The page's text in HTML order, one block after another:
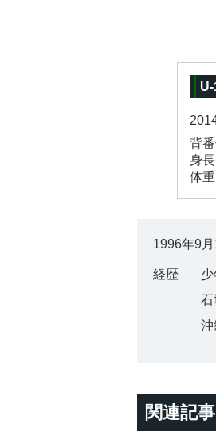
背
身長
体重
1996年9
経歴
石
沖
関連記事